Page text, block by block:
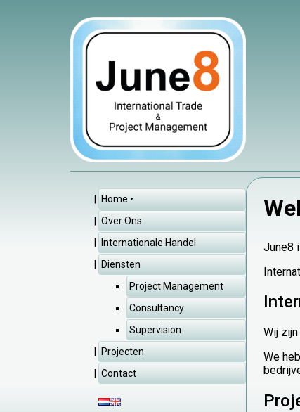
Home
Over Ons
Internationale Handel
Diensten
Project Management
Consultancy
Supervision
Projecten
Contact
June8
Wij
We